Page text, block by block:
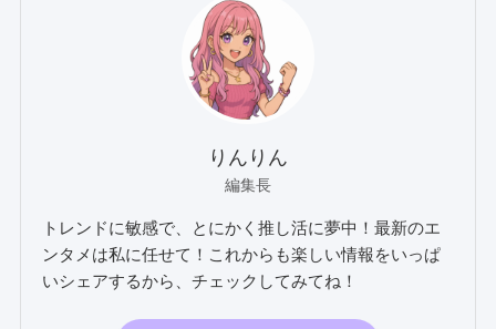
りんりん
編集長
トレンドに敏感で、とにかく推し活に夢中！最新のエ
ンタメは私に任せて！これからも楽しい情報をいっぱ
いシェアするから、チェックしてみてね！